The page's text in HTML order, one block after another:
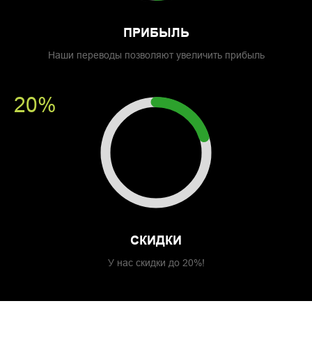
ПРИБЫЛЬ
Наши переводы позволяют увеличить прибыль
20%
СКИДКИ
У нас скидки до 20%!